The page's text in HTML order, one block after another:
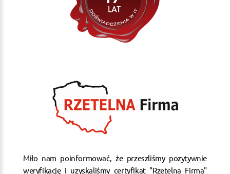
Miło nam poinformować, że przeszliśmy pozytywnie
weryfikację i uzyskaliśmy certyfikat "Rzetelna Firma"